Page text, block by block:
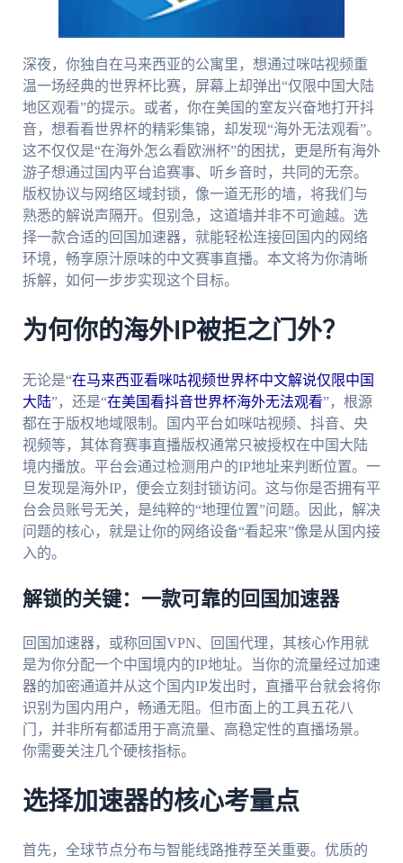
深夜，你独自在马来西亚的公寓里，想通过咪咕视频重
温一场经典的世界杯比赛，屏幕上却弹出“仅限中国大陆
地区观看”的提示。或者，你在美国的室友兴奋地打开抖
音，想看看世界杯的精彩集锦，却发现“海外无法观看”。
这不仅仅是“在海外怎么看欧洲杯”的困扰，更是所有海外
游子想通过国内平台追赛事、听乡音时，共同的无奈。
版权协议与网络区域封锁，像一道无形的墙，将我们与
熟悉的解说声隔开。但别急，这道墙并非不可逾越。选
择一款合适的回国加速器，就能轻松连接回国内的网络
环境，畅享原汁原味的中文赛事直播。本文将为你清晰
拆解，如何一步步实现这个目标。
为何你的海外IP被拒之门外？
无论是“在马来西亚看咪咕视频世界杯中文解说仅限中国
大陆”，还是“在美国看抖音世界杯海外无法观看”，根源
都在于版权地域限制。国内平台如咪咕视频、抖音、央
视频等，其体育赛事直播版权通常只被授权在中国大陆
境内播放。平台会通过检测用户的IP地址来判断位置。一
旦发现是海外IP，便会立刻封锁访问。这与你是否拥有平
台会员账号无关，是纯粹的“地理位置”问题。因此，解决
问题的核心，就是让你的网络设备“看起来”像是从国内接
入的。
解锁的关键：一款可靠的回国加速器
回国加速器，或称回国VPN、回国代理，其核心作用就
是为你分配一个中国境内的IP地址。当你的流量经过加速
器的加密通道并从这个国内IP发出时，直播平台就会将你
识别为国内用户，畅通无阻。但市面上的工具五花八
门，并非所有都适用于高流量、高稳定性的直播场景。
你需要关注几个硬核指标。
选择加速器的核心考量点
首先，全球节点分布与智能线路推荐至关重要。优质的